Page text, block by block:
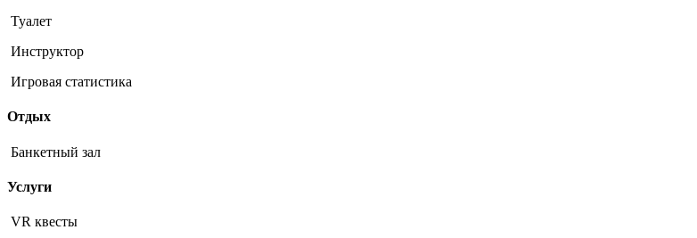
Туалет
Инструктор
Игровая статистика
Отдых
Банкетный зал
Услуги
VR квесты